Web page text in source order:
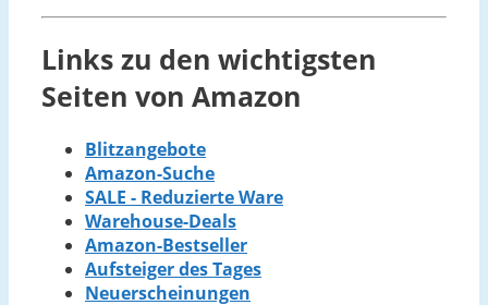
Links zu den wichtigsten
Seiten von Amazon
Blitzangebote
Amazon-Suche
SALE - Reduzierte Ware
Warehouse-Deals
Amazon-Bestseller
Aufsteiger des Tages
Neuerscheinungen